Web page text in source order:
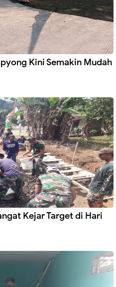
Kini Semakin Mudah
Kejar Target di Hari